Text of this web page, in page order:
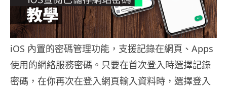
iOS 內置的密碼管理功能，支援記錄在網頁、Apps
使用的網絡服務密碼。只要在首次登入時選擇記錄
密碼，在你再次在登入網頁輸入資料時，選擇登入